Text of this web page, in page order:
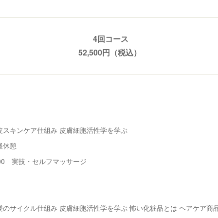
4回コース
52,500円（税込）
キンケア仕組み 皮膚細胞活性学を学ぶ
憩
実技・セルフマッサージ
サイクル仕組み 皮膚細胞活性学を学ぶ 怖い化粧品とは ヘアケア商